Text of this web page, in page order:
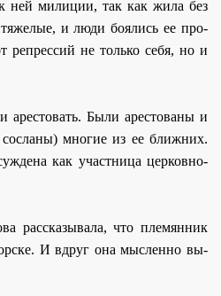
ней ми­ли­ции, так как жи­ла без
и лю­ди бо­я­лись ее про­
ре­прес­сий не толь­ко се­бя, но и
аре­сто­вать. Бы­ли аре­сто­ва­ны и
мно­гие из ее ближ­них.
как участ­ни­ца цер­ков­но-
рас­ска­зы­ва­ла, что пле­мян­ник
И вдруг она мыс­лен­но вы­